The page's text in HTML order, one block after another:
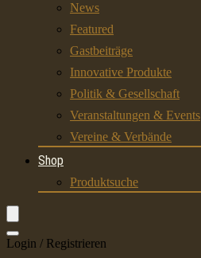
News
Featured
Gastbeiträge
Innovative Produkte
Politik & Gesellschaft
Veranstaltungen & Events
Vereine & Verbände
Shop
Produktsuche
Login / Registrieren